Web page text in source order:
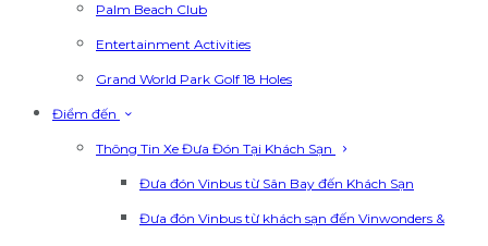
Palm Beach Club
Entertainment Activities
Grand World Park Golf 18 Holes
Điểm đến
Thông Tin Xe Đưa Đón Tại Khách Sạn
Đưa đón Vinbus từ Sân Bay đến Khách Sạn
Đưa đón Vinbus từ khách sạn đến Vinwonders &